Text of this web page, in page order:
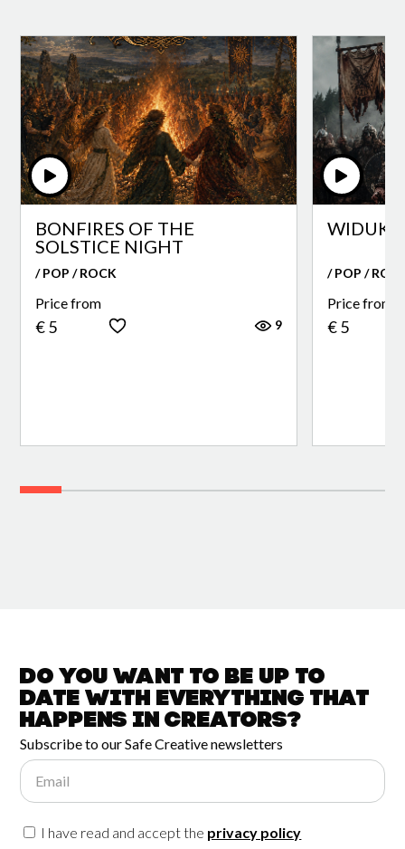
BONFIRES OF THE
SOLSTICE NIGHT
/ POP / ROCK
Price from
€ 5 9
/ POP /
Price from
€ 5
Do you want to be up to
date witheverything that
happens inCreators?
Subscribe to our Safe Creative newsletters
Email
I have read and accept the privacy policy